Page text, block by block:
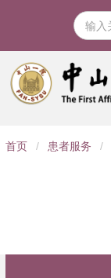
导
首页 / 患者服务 /